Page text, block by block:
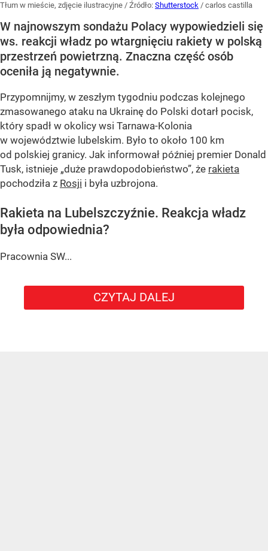
Tłum w mieście, zdjęcie ilustracyjne / Źródło: Shutterstock / carlos castilla
W najnowszym sondażu Polacy wypowiedzieli się
ws. reakcji władz po wtargnięciu rakiety w polską
przestrzeń powietrzną. Znaczna część osób
oceniła ją negatywnie.
Przypomnijmy, w zeszłym tygodniu podczas kolejnego
zmasowanego ataku na Ukrainę do Polski dotarł pocisk,
który spadł w okolicy wsi Tarnawa-Kolonia
w województwie lubelskim. Było to około 100 km
od polskiej granicy. Jak informował później premier Donald
Tusk, istnieje „duże prawdopodobieństwo”, że rakieta
pochodziła z Rosji i była uzbrojona.
Rakieta na Lubelszczyźnie. Reakcja władz
była odpowiednia?
Pracownia SW...
CZYTAJ DALEJ